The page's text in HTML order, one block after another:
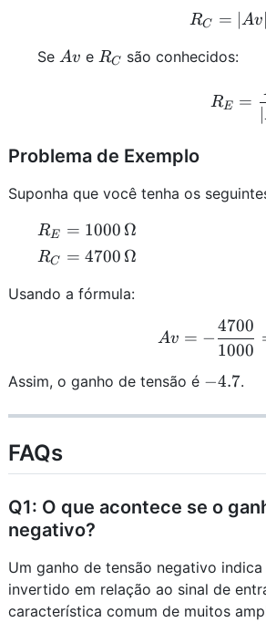
RC = ∣Av
Se Av
Av e R_C
RC são conhecidos:
RE =
∣
Problema de Exemplo
Suponha que você tenha os
R_E =
1000 \,
\Omega
RE = 1000 Ω
R_C =
\Omega
RC = 4700 Ω
Usando a fórmula:
Av
Av = −
1000
4700
Assim, o ganho de tensão é -4.7
−4.7.
FAQs
Q1: O que acontece se o
negativo?
Um ganho de tensão negativo
invertido em relação ao sinal de
característica comum de muitos